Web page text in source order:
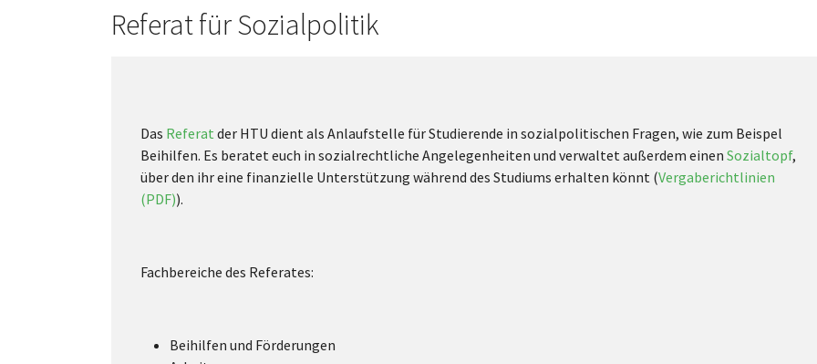
Referat für Sozialpolitik
Das Referat der HTU dient als Anlaufstelle für Studierende in sozialpolitischen Fragen, wie zum Beispel
Beihilfen. Es beratet euch in sozialrechtliche Angelegenheiten und verwaltet außerdem einen Sozialtopf,
über den ihr eine finanzielle Unterstützung während des Studiums erhalten könnt (Vergaberichtlinien
(PDF)).
Fachbereiche des Referates:
Beihilfen und Förderungen